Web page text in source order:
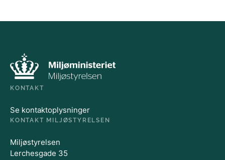
KONTAKT
Se kontaktoplysninger
KONTAKT MILJØSTYRELSEN
Miljøstyrelsen
Lerchesgade 35